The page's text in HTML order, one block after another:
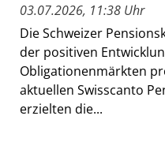
03.07.2026, 11:38 Uhr
Die Schweizer
der positiven
Obligationenmärkten
aktuellen Swisscanto
erzielten die...